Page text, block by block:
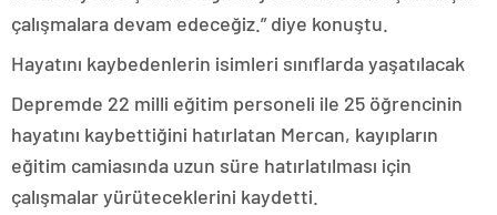
çalışmalara devam edeceğiz.” diye konuştu.
Hayatını kaybedenlerin isimleri sınıflarda yaşatılacak
Depremde 22 milli eğitim personeli ile 25 öğrencinin
hayatını kaybettiğini hatırlatan Mercan, kayıpların
eğitim camiasında uzun süre hatırlatılması için
çalışmalar yürüteceklerini kaydetti.